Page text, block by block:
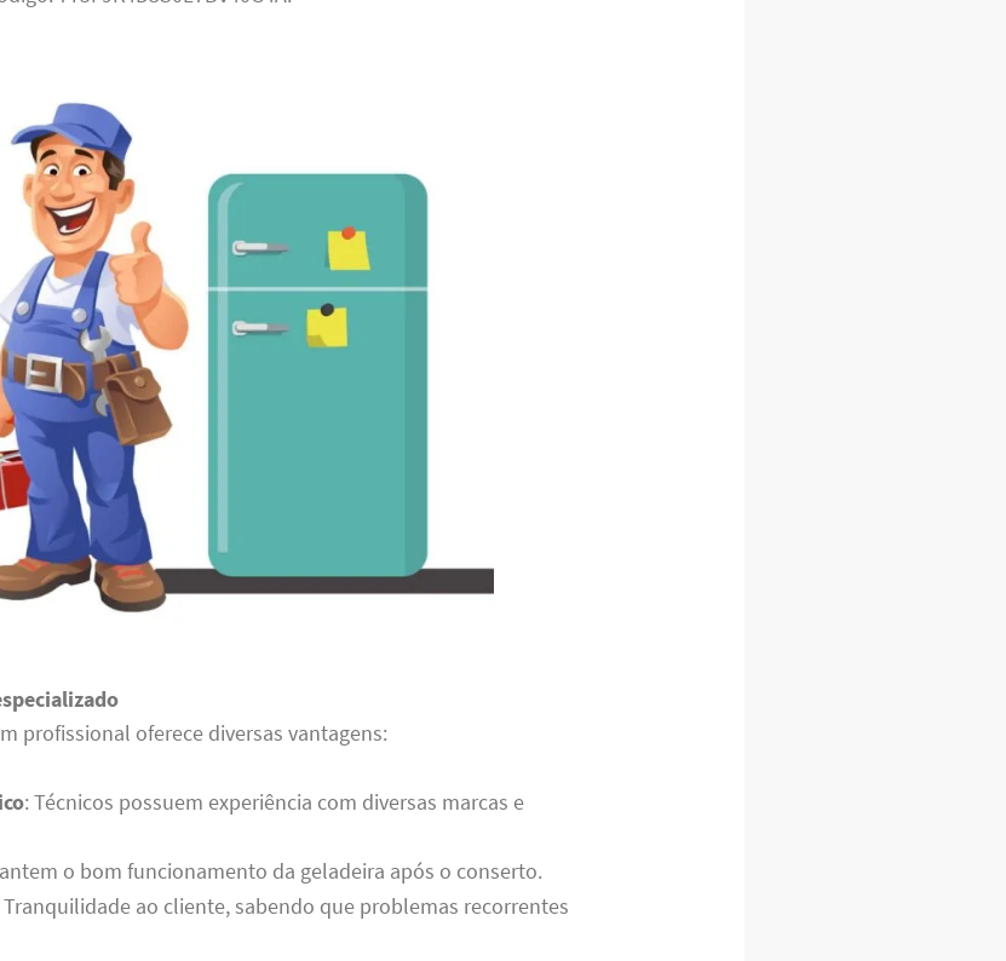
profissional oferece diversas vantagens:
: Técnicos possuem experiência com diversas marcas e
o bom funcionamento da geladeira após o conserto.
Tranquilidade ao cliente, sabendo que problemas recorrentes